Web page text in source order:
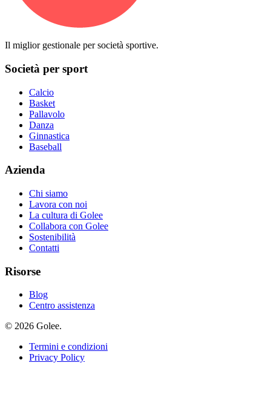
Il miglior gestionale per società sportive.
Società per sport
Calcio
Basket
Pallavolo
Danza
Ginnastica
Baseball
Azienda
Chi siamo
Lavora con noi
La cultura di Golee
Collabora con Golee
Sostenibilità
Contatti
Risorse
Blog
Centro assistenza
© 2026 Golee.
Termini e condizioni
Privacy Policy